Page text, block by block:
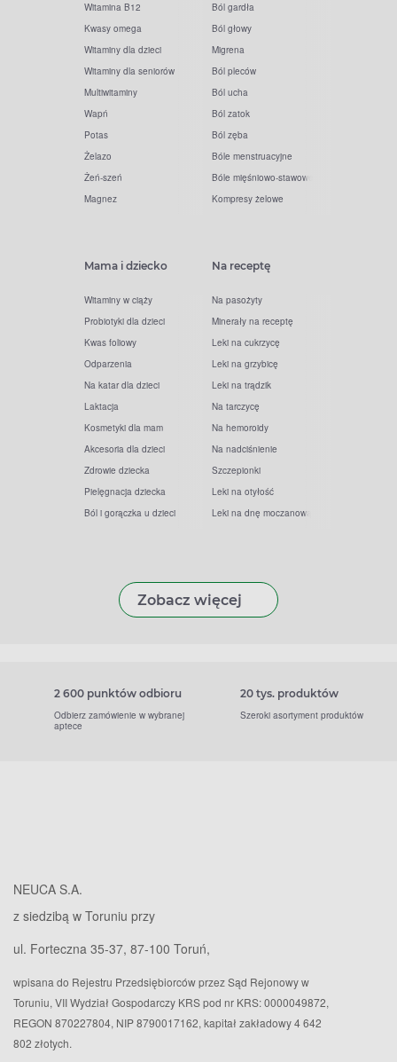
Witamina B12
Kwasy omega
Witaminy dla dzieci
Witaminy dla seniorów
Multiwitaminy
Wapń
Potas
Żelazo
Żeń-szeń
Magnez
Ból gardła
Ból głowy
Migrena
Ból pleców
Ból ucha
Ból zatok
Ból zęba
Bóle menstruacyjne
Bóle mięśniowo-stawowe
Kompresy żelowe
Mama i dziecko
Witaminy w ciąży
Probiotyki dla dzieci
Kwas foliowy
Odparzenia
Na katar dla dzieci
Laktacja
Kosmetyki dla mam
Akcesoria dla dzieci
Zdrowie dziecka
Pielęgnacja dziecka
Ból i gorączka u dzieci
Na receptę
Na pasożyty
Minerały na receptę
Leki na cukrzycę
Leki na grzybicę
Leki na trądzik
Na tarczycę
Na hemoroidy
Na nadciśnienie
Szczepionki
Leki na otyłość
Leki na dnę moczanową
Zobacz więcej
2 600 punktów odbioru
Odbierz zamówienie w wybranej
aptece
20 tys. produktów
Szeroki asortyment produktów
NEUCA S.A.
z siedzibą w Toruniu przy
ul. Forteczna 35-37, 87-100 Toruń,
wpisana do Rejestru Przedsiębiorców przez Sąd Rejonowy w
Toruniu, VII Wydział Gospodarczy KRS pod nr KRS: 0000049872,
REGON 870227804, NIP 8790017162, kapitał zakładowy 4 642
802 złotych.